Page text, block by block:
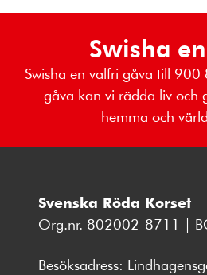
Swisha
Swisha en valfri gåva till
gåva kan vi rädda liv och
hemma och
Svenska Röda Korset
Org.nr. 802002-8711 |
Besöksadress: